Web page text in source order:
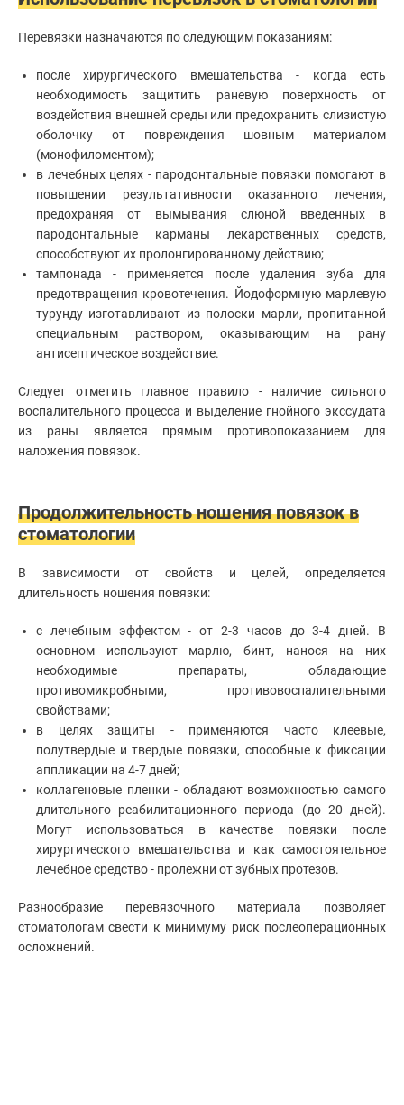
Перевязки назначаются по следующим показаниям:
после хирургического вмешательства - когда есть
необходимость защитить раневую поверхность от
воздействия внешней среды или предохранить слизистую
оболочку от повреждения шовным материалом
(монофиломентом);
в лечебных целях - пародонтальные повязки помогают в
повышении результативности оказанного лечения,
предохраняя от вымывания слюной введенных в
пародонтальные карманы лекарственных средств,
способствуют их пролонгированному действию;
тампонада - применяется после удаления зуба для
предотвращения кровотечения. Йодоформную марлевую
турунду изготавливают из полоски марли, пропитанной
специальным раствором, оказывающим на рану
антисептическое воздействие.
Следует отметить главное правило - наличие сильного
воспалительного процесса и выделение гнойного экссудата
из раны является прямым противопоказанием для
наложения повязок.
Продолжительность ношения повязок в
стоматологии
В зависимости от свойств и целей, определяется
длительность ношения повязки:
с лечебным эффектом - от 2-3 часов до 3-4 дней. В
основном используют марлю, бинт, нанося на них
необходимые препараты, обладающие
противомикробными, противовоспалительными
свойствами;
в целях защиты - применяются часто клеевые,
полутвердые и твердые повязки, способные к фиксации
аппликации на 4-7 дней;
коллагеновые пленки - обладают возможностью самого
длительного реабилитационного периода (до 20 дней).
Могут использоваться в качестве повязки после
хирургического вмешательства и как самостоятельное
лечебное средство - пролежни от зубных протезов.
Разнообразие перевязочного материала позволяет
стоматологам свести к минимуму риск послеоперационных
осложнений.